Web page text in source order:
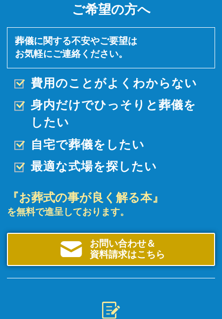
ご希望の方へ
葬儀に関する不安やご要望は
お気軽にご連絡ください。
費用のことがよくわからない
身内だけでひっそりと 葬儀を
したい
自宅で葬儀をしたい
最適な式場を探したい
『お葬式の事が良く解る本』
を無料で進呈しております。
お問い合わせ＆
資料請求はこちら